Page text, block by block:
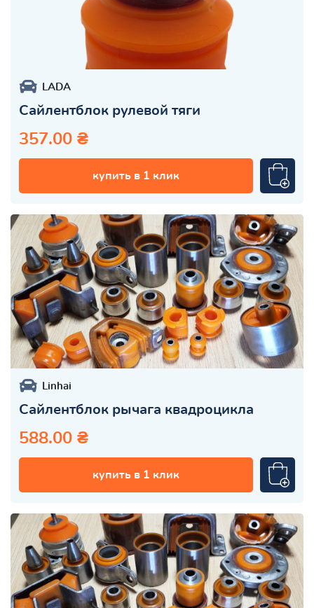
LADA
Сайлентблок рулевой тяги
357.00 ₴
купить в 1 клик
Linhai
Сайлентблок рычага квадроцикла
588.00 ₴
купить в 1 клик